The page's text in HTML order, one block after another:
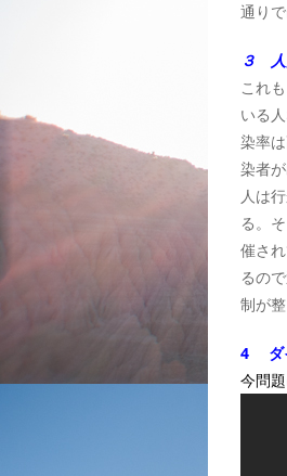
通り
３ 人
これ
いる
染率
染者
人は
る。
催さ
るの
制が
4 ダ
今問